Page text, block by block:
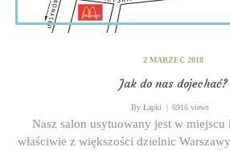
2 MARZEC 2018
Jak do nas dojechać?
ByŁapki 6916 views
Nasz salon usytuowany jest w miejscu
właściwie z większości dzielnic